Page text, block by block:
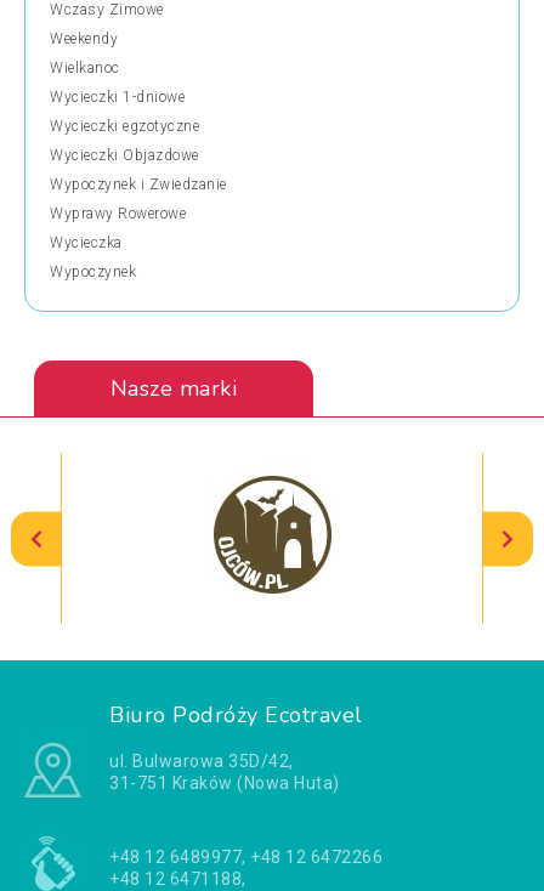
Wczasy Zimowe
Weekendy
Wielkanoc
Wycieczki 1-dniowe
Wycieczki egzotyczne
Wycieczki Objazdowe
Wypoczynek i Zwiedzanie
Wyprawy Rowerowe
Wycieczka
Wypoczynek
Nasze marki
Biuro Podróży Ecotravel
ul. Bulwarowa 35D/42,
31-751 Kraków (Nowa Huta)
+48 12 6489977, +48 12 6472266
+48 12 6471188,